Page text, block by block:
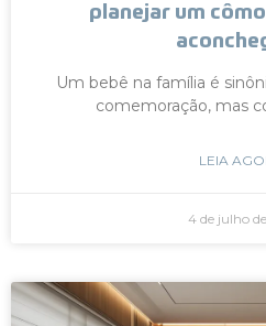
planejar um
Um bebê na família é
comemoração, mas
LEIA
4 de julho